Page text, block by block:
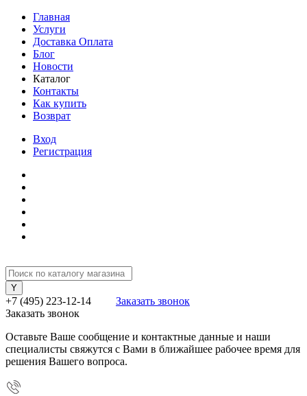
Главная
Услуги
Доставка Оплата
Блог
Новости
Каталог
Контакты
Как купить
Возврат
Вход
Регистрация
+7 (495) 223-12-14
Заказать звонок
Заказать звонок
Оставьте Ваше сообщение и контактные данные и наши
специалисты свяжутся с Вами в ближайшее рабочее время для
решения Вашего вопроса.